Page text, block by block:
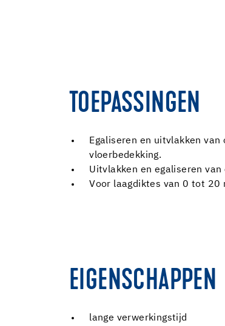
TOEPASSINGEN
Egaliseren en uitvlakken
vloerbedekking.
Uitvlakken en egaliseren
Voor laagdiktes van 0 tot 20
EIGENSCHAPPEN
lange verwerkingstijd